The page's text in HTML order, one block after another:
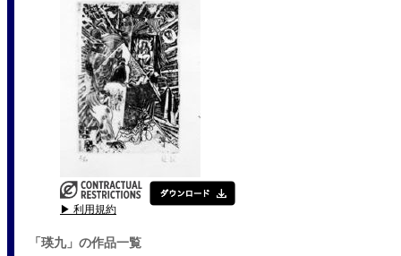
▶ 利用規約
「瑛九」の作品一覧